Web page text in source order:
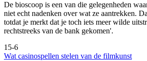
De bioscoop is een van die gelegenheden
niet echt nadenken over wat ze aantrekken.
totdat je merkt dat je toch iets meer wilde
rechtstreeks van de bank gekomen'.
15-6
Wat casinospellen stelen van de filmkunst